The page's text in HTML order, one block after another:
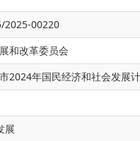
2025-00220
和改革委员会
2024年国民经济和社会发展
展
发展计划执行情况与